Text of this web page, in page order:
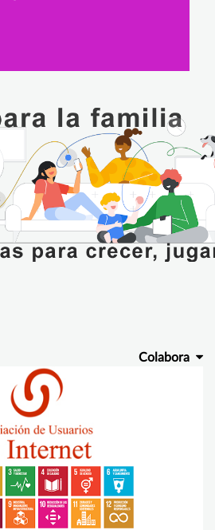
Colabora